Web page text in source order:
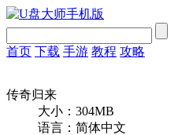
首页 下载 手游 教程 攻略
传奇归来
大小：304MB
语言：简体中文